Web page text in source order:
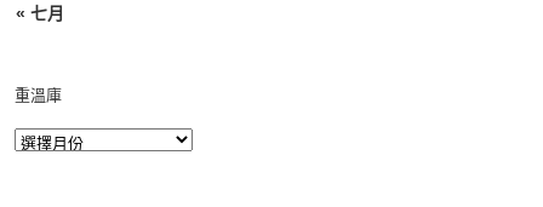
« 七月
重溫庫